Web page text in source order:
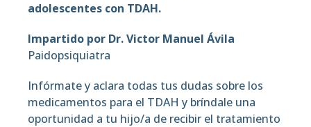
adolescentes con TDAH.
Impartido por Dr. Victor Manuel Ávila
Paidopsiquiatra
Infórmate y aclara todas tus dudas sobre los
medicamentos para el TDAH y bríndale una
oportunidad a tu hijo/a de recibir el tratamiento